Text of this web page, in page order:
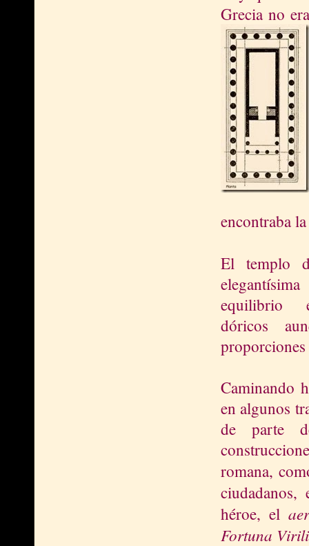
Grecia no
encontraba
El templo
equilibrio
dóricos
proporciones
Caminando
en algunos
de parte
romana,
héroe, el
Fortuna